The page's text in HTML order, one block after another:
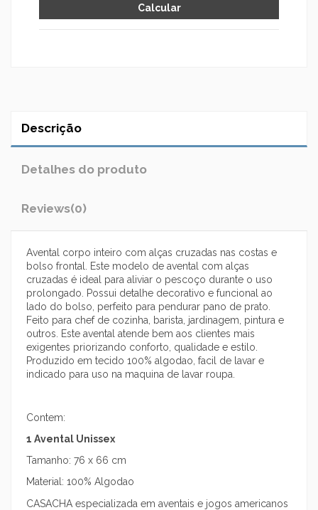
Descrição
Detalhes do produto
Reviews(0)
Avental corpo inteiro com alças cruzadas nas costas e
bolso frontal. Este modelo de avental com alças
cruzadas é ideal para aliviar o pescoço durante o uso
prolongado. Possui detalhe decorativo e funcional ao
lado do bolso, perfeito para pendurar pano de prato.
Feito para chef de cozinha, barista, jardinagem, pintura e
outros. Este avental atende bem aos clientes mais
exigentes priorizando conforto, qualidade e estilo.
Produzido em tecido 100% algodao, facil de lavar e
indicado para uso na maquina de lavar roupa.
Contem:
1 Avental Unissex
Tamanho: 76 x 66 cm
Material: 100% Algodao
CASACHA especializada em aventais e jogos americanos